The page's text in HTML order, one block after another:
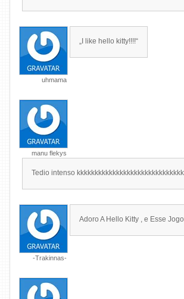
uhmama
„I like hello kitty!!!!“
manu flekys
Tedio intenso
-Trakinnas-
Adoro A Hello Kitty , e Esse